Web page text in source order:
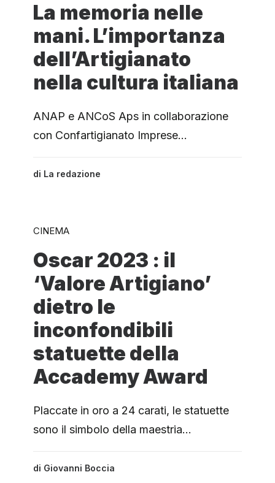
La memoria nelle
mani. L’importanza
dell’Artigianato
nella cultura italiana
ANAP e ANCoS Aps in collaborazione
con Confartigianato Imprese…
di La redazione
CINEMA
Oscar 2023 : il
‘Valore Artigiano’
dietro le
inconfondibili
statuette della
Accademy Award
Placcate in oro a 24 carati, le statuette
sono il simbolo della maestria…
di Giovanni Boccia